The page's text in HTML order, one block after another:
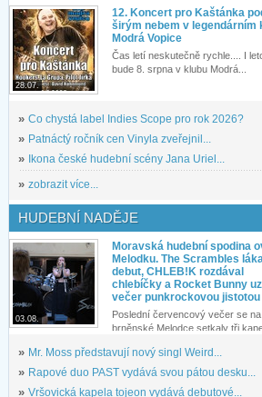
28.07.
12. Koncert pro Kaštánka
širým nebem v legendárním
Modrá Vopice
Čas letí neskutečně rychle.... I
bude 8. srpna v klubu Modrá...
» Co chystá label Indies Scope pro rok 2026?
» Patnáctý ročník cen Vinyla zveřejnil...
» Ikona české hudební scény Jana Uriel...
» zobrazit více...
HUDEBNÍ NADĚJE
03.08.
Moravská hudební spodina
Melodku. The Scrambles
debut, CHLEB!K rozdával
chlebíčky a Rocket Bunny
večer punkrockovou jistotou
Poslední červencový večer se na
brněnské Melodce setkaly tři
» Mr. Moss představují nový singl Weird...
» Rapové duo PAST vydává svou pátou desku...
» Vršovická kapela tojeon vydává debutové...